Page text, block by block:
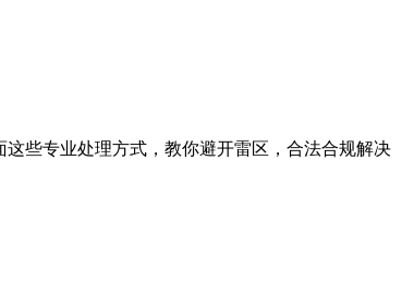
些专业处理方式，教你避开雷区，合法合规解决